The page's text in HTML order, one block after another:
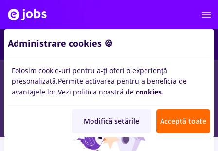
locuri de muncacu salarii bombardier, Full time
pentruEntry-Level (< 2 ani)inTransport / Distributie
Administrare cookies 🍪
Folosim cookie-uri pentru a-ți oferi o experiență
presonalizată.Permite activarea pentru a beneficia de
avantajele lor.Vezi politica noastră de cookies.
Modifică setările Acceptă toate